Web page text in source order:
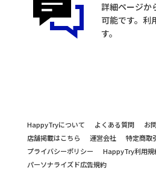
詳細ページか
可能です。利
す。
HappyTryについて よくある質問
お
店舗掲載はこちら
運営会社
特定商取
プライバシーポリシー
HappyTry利用規
パーソナライズド広告規約